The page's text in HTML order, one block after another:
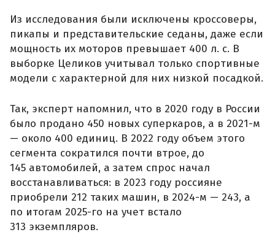
Из исследования были исключены кроссоверы,
пикапы и представительские седаны, даже если
мощность их моторов превышает 400 л. с. В
выборке Целиков учитывал только спортивные
модели с характерной для них низкой посадкой.
Так, эксперт напомнил, что в 2020 году в России
было продано 450 новых суперкаров, а в 2021-м
— около 400 единиц. В 2022 году объем этого
сегмента сократился почти втрое, до
145 автомобилей, а затем спрос начал
восстанавливаться: в 2023 году россияне
приобрели 212 таких машин, в 2024-м — 243, а
по итогам 2025-го на учет встало
313 экземпляров.